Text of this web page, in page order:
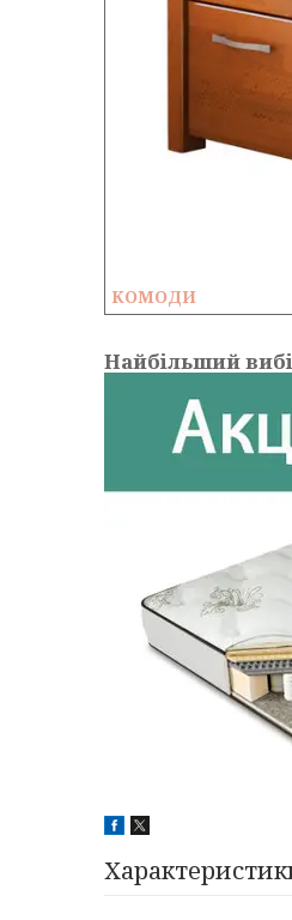
КОМОДИ
Найбільший